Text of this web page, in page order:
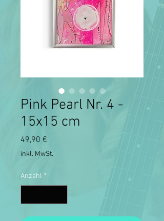
Pink Pearl Nr. 4 -
15x15 cm
49,90 €
inkl. MwSt.
Anzahl *